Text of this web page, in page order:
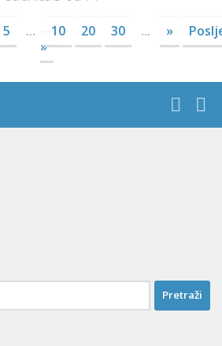
5 ... 10 20 30 ... »
»